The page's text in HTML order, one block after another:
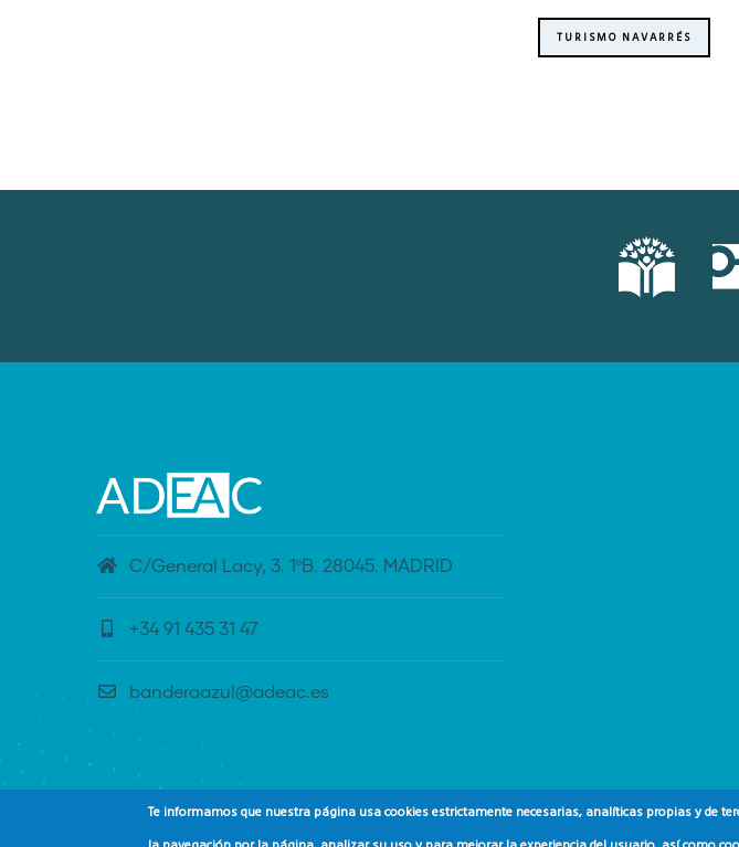
TURISMO NAVARRÉS
C/General Lacy, 3. 1ºB. 28045. MADRID
+34 91 435 31 47
banderaazul@adeac.es
Te informamos que nuestra página usa cookies estrictamente necesarias, analíticas propias y de